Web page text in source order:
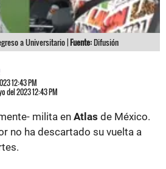
a Universitario |Fuente:Difusión
12:43 PM
del 2023 12:43 PM
milita en Atlas de México.
no ha descartado su vuelta a